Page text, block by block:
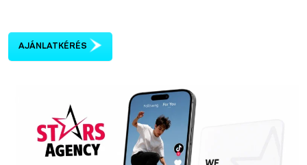
AJÁNLATKÉRÉS